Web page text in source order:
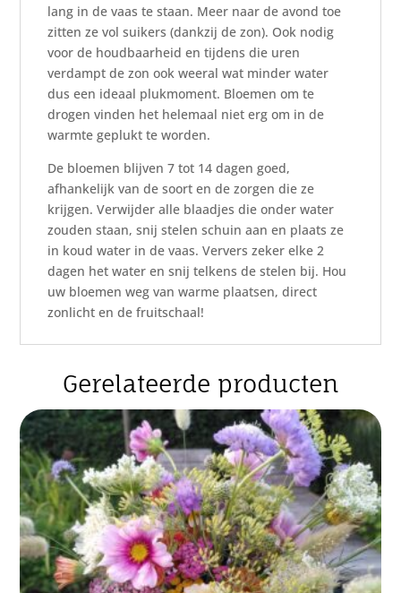
lang in de vaas te staan. Meer naar de avond toe
zitten ze vol suikers (dankzij de zon). Ook nodig
voor de houdbaarheid en tijdens die uren
verdampt de zon ook weeral wat minder water
dus een ideaal plukmoment. Bloemen om te
drogen vinden het helemaal niet erg om in de
warmte geplukt te worden.
De bloemen blijven 7 tot 14 dagen goed,
afhankelijk van de soort en de zorgen die ze
krijgen. Verwijder alle blaadjes die onder water
zouden staan, snij stelen schuin aan en plaats ze
in koud water in de vaas. Ververs zeker elke 2
dagen het water en snij telkens de stelen bij. Hou
uw bloemen weg van warme plaatsen, direct
zonlicht en de fruitschaal!
Gerelateerde producten